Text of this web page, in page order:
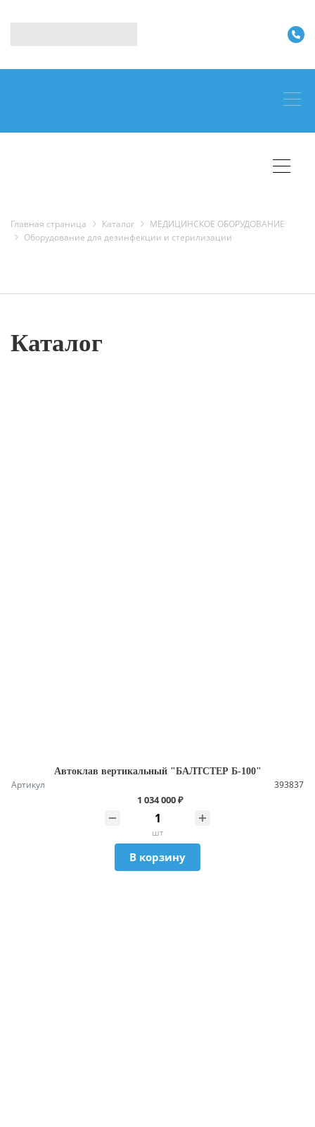
Главная страница Каталог
МЕДИЦИНСКОЕ ОБОРУДОВАНИЕ
Оборудование для дезинфекции и стерилизации
Каталог
Автоклав вертикальный "БАЛТСТЕР Б-100"
Артикул 393837
1 034 000 ₽
шт
В корзину